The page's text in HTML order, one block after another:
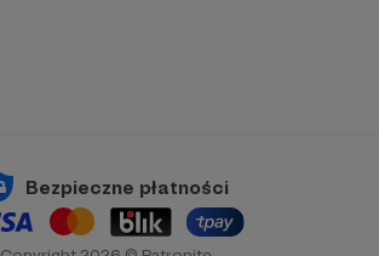
Bezpieczne płatności